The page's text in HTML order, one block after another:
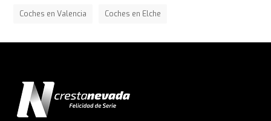
Coches en Valencia Coches en Elche